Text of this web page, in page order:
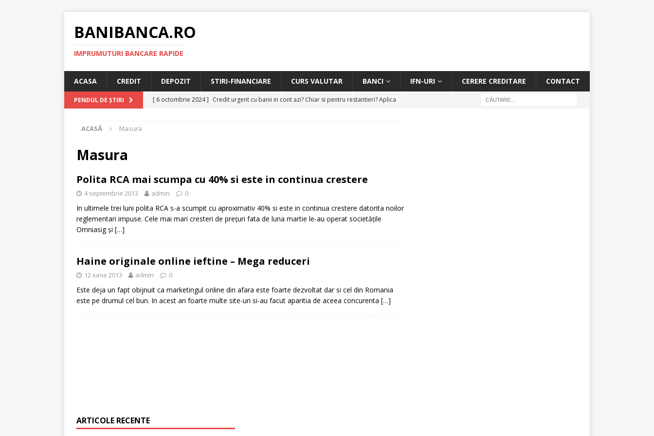
BANIBANCA.RO
IMPRUMUTURI BANCARE RAPIDE
ACASA CREDIT DEPOZIT STIRI-FINANCIARE CURS VALUTAR BANCI IFN-URI CERERE CREDITARE CONTACT
PENDUL DE ȘTIRI [ 6 octombrie 2024 ] Credit urgent cu banii in cont azi? Chiar si pentru restantieri? Aplica
RAPID
[ 29 iulie 2024 ]
RAPID
ACASĂ Masura
Masura
Polita RCA mai scumpa cu 40% si este in continua crestere
4 septembrie 2013 admin 0
In ultimele trei luni polita RCA s-a scumpit cu aproximativ 40% si este in continua crestere datorita noilor
reglementari impuse. Cele mai mari cresteri de preţuri fata de luna martie le-au operat societăţile
Omniasig şi […]
Haine originale online ieftine – Mega reduceri
12 iunie 2013 admin 0
Este deja un fapt obijnuit ca marketingul online din afara este foarte dezvoltat dar si cel din Romania
este pe drumul cel bun. In acest an foarte multe site-uri si-au facut aparitia de aceea concurenta […]
ARTICOLE RECENTE